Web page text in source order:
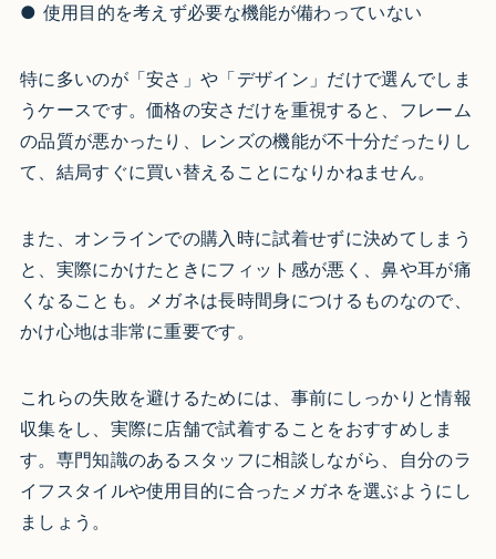
● 使用目的を考えず必要な機能が備わっていない
特に多いのが「安さ」や「デザイン」だけで選んでしま
うケースです。価格の安さだけを重視すると、フレーム
の品質が悪かったり、レンズの機能が不十分だったりし
て、結局すぐに買い替えることになりかねません。
また、オンラインでの購入時に試着せずに決めてしまう
と、実際にかけたときにフィット感が悪く、鼻や耳が痛
くなることも。メガネは長時間身につけるものなので、
かけ心地は非常に重要です。
これらの失敗を避けるためには、事前にしっかりと情報
収集をし、実際に店舗で試着することをおすすめしま
す。専門知識のあるスタッフに相談しながら、自分のラ
イフスタイルや使用目的に合ったメガネを選ぶようにし
ましょう。